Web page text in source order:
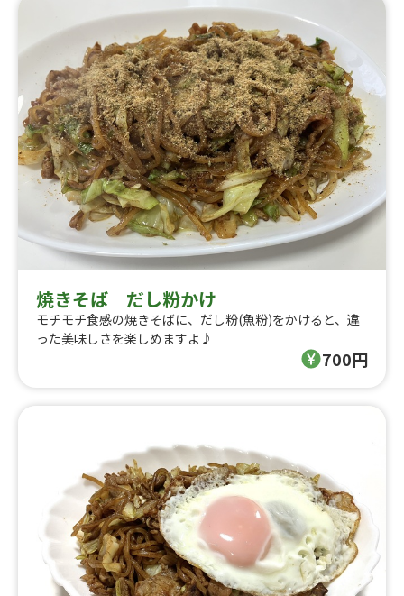
焼きそば だし粉かけ
モチモチ食感の焼きそばに、だし粉(魚粉)をかけると、違
った美味しさを楽しめますよ♪
700円